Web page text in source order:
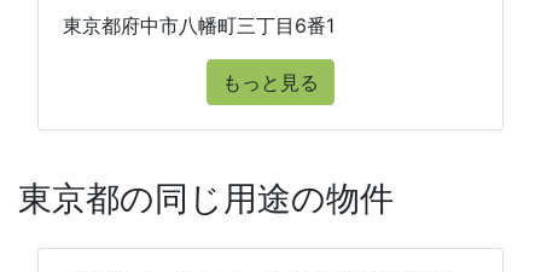
東京都府中市八幡町三丁目6番1
もっと見る
東京都の同じ用途の物件